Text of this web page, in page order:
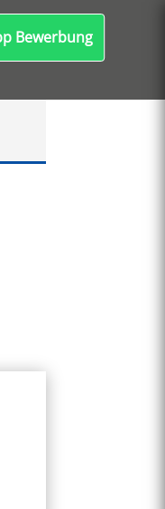
Bewerbung